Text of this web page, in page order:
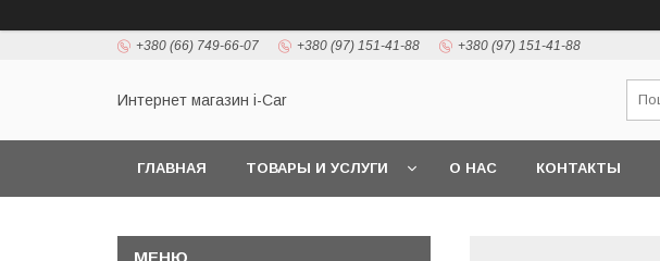
+380 (66) 749-66-07 +380 (97) 151-41-88 +380 (97) 151-41-88
Интернет магазин i-Car
ГЛАВНАЯ ТОВАРЫ И УСЛУГИ О НАС КОНТАКТЫ